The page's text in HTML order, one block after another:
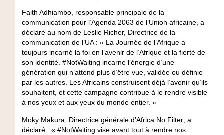
Faith Adhiambo, responsable principale de la
communication pour l’Agenda 2063 de l’Union africaine, a
déclaré au nom de Leslie Richer, Directrice de la
communication de l’UA : « La Journée de l’Afrique a
toujours incarné la foi en l’avenir de l’Afrique et la fierté de
son identité. #NotWaiting incarne l’énergie d’une
génération qui n’attend plus d’être vue, validée ou définie
par les autres. Les Africains construisent déjà l’avenir qu’ils
souhaitent, et cette campagne contribue à le rendre visible
à nos yeux et aux yeux du monde entier. »
Moky Makura, Directrice générale d’Africa No Filter, a
déclaré : « #NotWaiting vise avant tout à rendre nos